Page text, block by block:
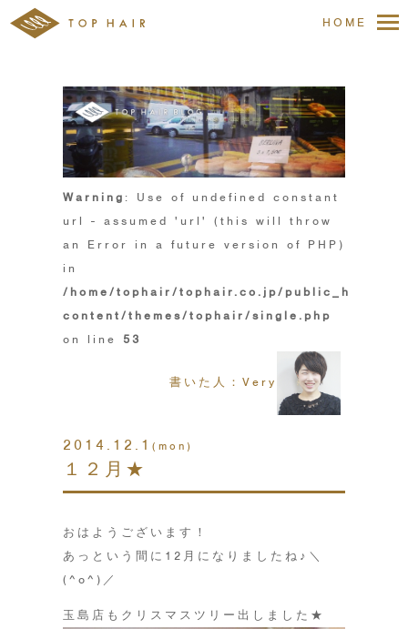
HOME
Warning : Use of undefined constant
url - assumed 'url' (this will throw
an Error in a future version of PHP)
in
/home/tophair/tophair.co.jp/public_html/
content/themes/tophair/single.php
on line 53
書いた人：Very
2014.12.1 (mon)
１２月★
おはようございます！
あっという間に12月になりましたね♪＼
(^o^)／
玉島店もクリスマスツリー出しました★